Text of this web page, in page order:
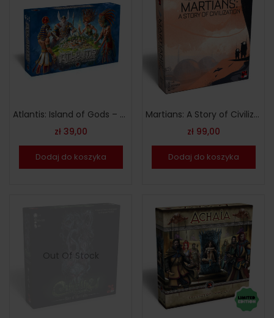
Atlantis: Island of Gods – polska wersja
zł39,00
Dodaj do koszyka
Martians: A Story of Civilization – wersja polska
zł99,00
Dodaj do koszyka
Out Of Stock